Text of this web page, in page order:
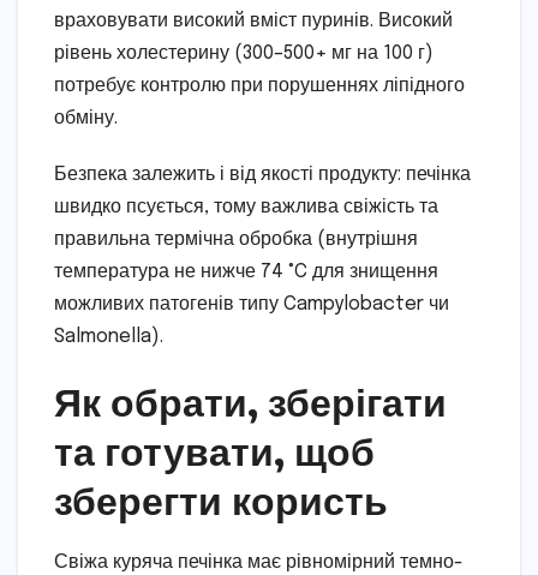
враховувати високий вміст пуринів. Високий
рівень холестерину (300–500+ мг на 100 г)
потребує контролю при порушеннях ліпідного
обміну.
Безпека залежить і від якості продукту: печінка
швидко псується, тому важлива свіжість та
правильна термічна обробка (внутрішня
температура не нижче 74 °C для знищення
можливих патогенів типу Campylobacter чи
Salmonella).
Як обрати, зберігати
та готувати, щоб
зберегти користь
Свіжа куряча печінка має рівномірний темно-